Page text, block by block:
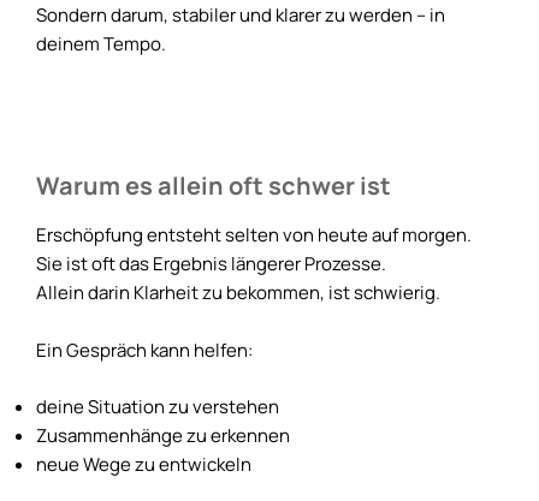
Sondern darum, stabiler und klarer zu werden – in
deinem Tempo.
Warum es allein oft schwer ist
Erschöpfung entsteht selten von heute auf morgen.
Sie ist oft das Ergebnis längerer Prozesse.
Allein darin Klarheit zu bekommen, ist schwierig.
Ein Gespräch kann helfen:
deine Situation zu verstehen
Zusammenhänge zu erkennen
neue Wege zu entwickeln